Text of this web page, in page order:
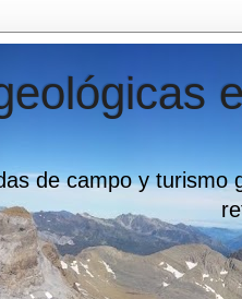
de campo y turismo